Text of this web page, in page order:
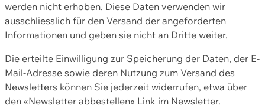
werden nicht erhoben. Diese Daten verwenden wir
ausschliesslich für den Versand der angeforderten
Informationen und geben sie nicht an Dritte weiter.
Die erteilte Einwilligung zur Speicherung der Daten, der E-
Mail-Adresse sowie deren Nutzung zum Versand des
Newsletters können Sie jederzeit widerrufen, etwa über
den «Newsletter abbestellen» Link im Newsletter.